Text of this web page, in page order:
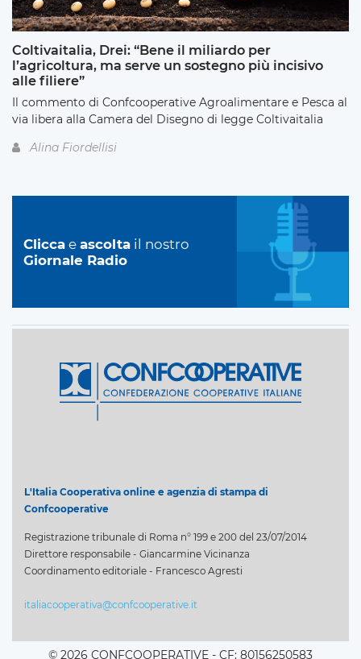
Coltivaitalia, Drei: “Bene il miliardo per
l’agricoltura, ma serve un sostegno più incisivo
alle filiere”
Il commento di Confcooperative Agroalimentare e Pesca al
via libera alla Camera del Disegno di legge Coltivaitalia
Alina Fiordellisi
Clicca e ascolta il nostro
Giornale Radio
L'Italia Cooperativa online e agenzia di stampa di
Confcooperative
Registrazione tribunale di Roma n° 199 e 200 del 23/07/2014
Direttore responsabile - Giancarmine Vicinanza
Coordinamento editoriale - Francesco Agresti
italiacooperativa@confcooperative.it
© 2026 CONFCOOPERATIVE - CF: 80156250583